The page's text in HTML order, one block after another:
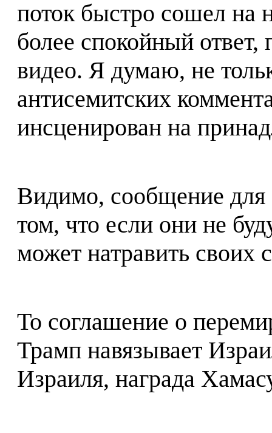
поток быстро сошел на
более спокойный ответ,
видео. Я думаю, не
антисемитских
инсценирован на
Видимо, сообщение для
том, что если они не
может натравить своих
То соглашение о
Трамп навязывает
Израиля, награда